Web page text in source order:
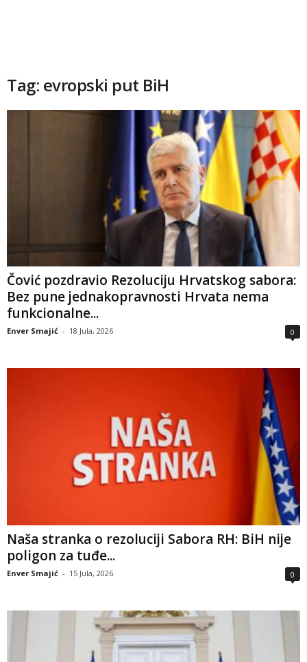
Tag: evropski put BiH
Čović pozdravio Rezoluciju Hrvatskog sabora:
Bez pune jednakopravnosti Hrvata nema
funkcionalne...
Enver Smajić - 18 Jula, 2026 0
Naša stranka o rezoluciji Sabora RH: BiH nije
poligon za tuđe...
Enver Smajić - 15 Jula, 2026 0